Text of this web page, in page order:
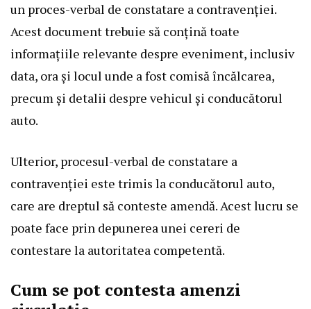
un proces-verbal de constatare a contravenției.
Acest document trebuie să conțină toate
informațiile relevante despre eveniment, inclusiv
data, ora și locul unde a fost comisă încălcarea,
precum și detalii despre vehicul și conducătorul
auto.
Ulterior, procesul-verbal de constatare a
contravenției este trimis la conducătorul auto,
care are dreptul să conteste amendă. Acest lucru se
poate face prin depunerea unei cereri de
contestare la autoritatea competentă.
Cum se pot contesta amenzi